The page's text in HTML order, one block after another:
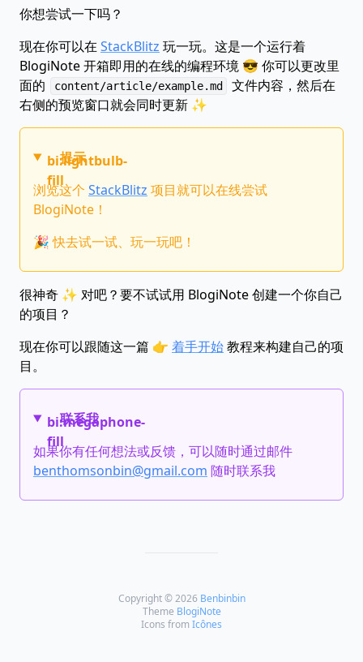
你想尝试一下吗？
现在你可以在 StackBlitz 玩一玩。这是一个运行着
BlogiNote 开箱即用的在线的编程环境 😎 你可以更改里
面的
content/article/example.md
文件内容，然后在
右侧的预览窗口就会同时更新 ✨
bi:lightbulb-
fill
提示
浏览这个 StackBlitz 项目就可以在线尝试
BlogiNote！
🎉 快去试一试、玩一玩吧！
很神奇 ✨ 对吧？要不试试用 BlogiNote 创建一个你自己
的项目？
现在你可以跟随这一篇 👉 着手开始教程来构建自己的项
目。
bi:megaphone-
fill
联系我
如果你有任何想法或反馈，可以随时通过邮件
benthomsonbin@gmail.com 随时联系我
Copyright © 2026 Benbinbin
Theme BlogiNote
Icons fromIcônes